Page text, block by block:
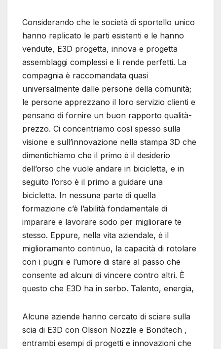
Considerando che le società di sportello unico
hanno replicato le parti esistenti e le hanno
vendute, E3D progetta, innova e progetta
assemblaggi complessi e li rende perfetti. La
compagnia è raccomandata quasi
universalmente dalle persone della comunità;
le persone apprezzano il loro servizio clienti e
pensano di fornire un buon rapporto qualità-
prezzo. Ci concentriamo così spesso sulla
visione e sull’innovazione nella stampa 3D che
dimentichiamo che il primo è il desiderio
dell’orso che vuole andare in bicicletta, e in
seguito l’orso è il primo a guidare una
bicicletta. In nessuna parte di quella
formazione c’è l’abilità fondamentale di
imparare e lavorare sodo per migliorare te
stesso. Eppure, nella vita aziendale, è il
miglioramento continuo, la capacità di rotolare
con i pugni e l’umore di stare al passo che
consente ad alcuni di vincere contro altri. È
questo che E3D ha in serbo. Talento, energia,
Alcune aziende hanno cercato di sciare sulla
scia di E3D con Olsson Nozzle e Bondtech ,
entrambi esempi di progetti e innovazioni che